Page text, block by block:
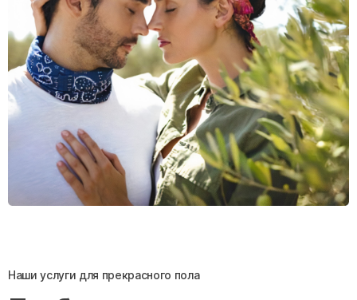
Наши услуги для прекрасного пола